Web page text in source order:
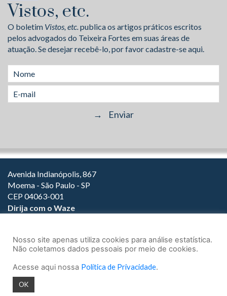
Vistos, etc.
O boletim Vistos, etc.publica os artigos práticos escritos
pelos advogados do Teixeira Fortes em suas áreas de
atuação. Se desejar recebê-lo, por favor cadastre-se aqui.
Avenida Indianópolis, 867
Moema - São Paulo - SP
CEP 04063-001
Dirija com o Waze
(11) 3147-1800
© 2026.
Nosso site apenas utiliza cookies para análise estatística.
Não coletamos dados pessoais por meio de cookies.
Acesse aqui nossa Política de Privacidade.
OK